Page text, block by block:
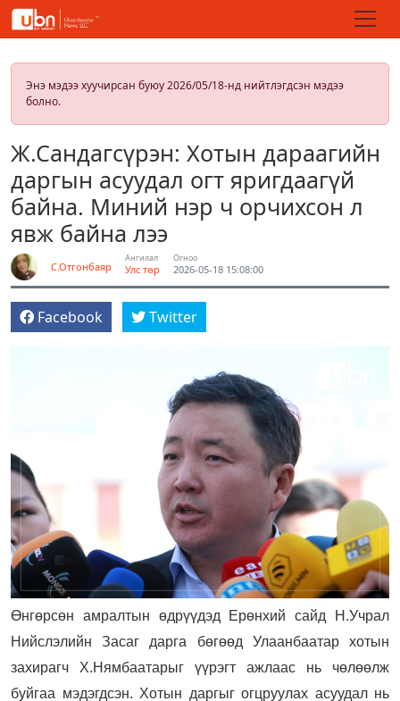
Энэ мэдээ хуучирсан буюу 2026/05/18-нд нийтлэгдсэн мэдээ
болно.
Ж.Сандагсүрэн: Хотын дараагийн
даргын асуудал огт яригдаагүй
байна. Миний нэр ч орчихсон л
явж байна лээ
С.Отгонбаяр
Ангилал
Улс төр
Огноо
2026-05-18 15:08:00
Facebook Twitter
Өнгөрсөн амралтын өдрүүдэд Ерөнхий сайд Н.Учрал
Нийслэлийн Засаг дарга бөгөөд Улаанбаатар хотын
захирагч Х.Нямбаатарыг үүрэгт ажлаас нь чөлөөлж
буйгаа мэдэгдсэн. Хотын даргыг огцруулах асуудал нь